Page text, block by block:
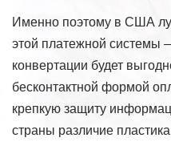
Именно поэтому в США
этой платежной системы
конвертации будет
бесконтактной формой
крепкую защиту
страны различие